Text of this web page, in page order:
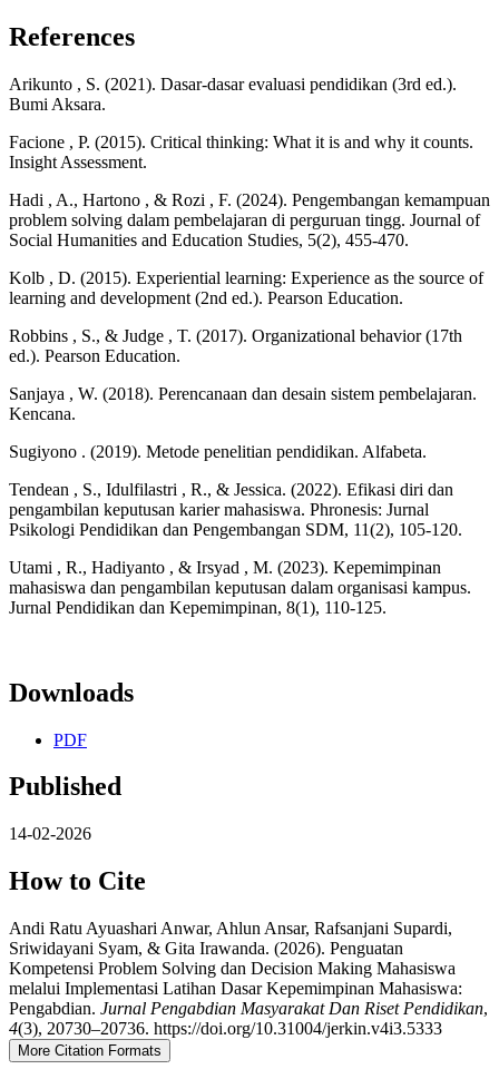
References
Arikunto , S. (2021). Dasar-dasar evaluasi pendidikan (3rd ed.).
Bumi Aksara.
Facione , P. (2015). Critical thinking: What it is and why it counts.
Insight Assessment.
Hadi , A., Hartono , & Rozi , F. (2024). Pengembangan kemampuan
problem solving dalam pembelajaran di perguruan tingg. Journal of
Social Humanities and Education Studies, 5(2), 455-470.
Kolb , D. (2015). Experiential learning: Experience as the source of
learning and development (2nd ed.). Pearson Education.
Robbins , S., & Judge , T. (2017). Organizational behavior (17th
ed.). Pearson Education.
Sanjaya , W. (2018). Perencanaan dan desain sistem pembelajaran.
Kencana.
Sugiyono . (2019). Metode penelitian pendidikan. Alfabeta.
Tendean , S., Idulfilastri , R., & Jessica. (2022). Efikasi diri dan
pengambilan keputusan karier mahasiswa. Phronesis: Jurnal
Psikologi Pendidikan dan Pengembangan SDM, 11(2), 105-120.
Utami , R., Hadiyanto , & Irsyad , M. (2023). Kepemimpinan
mahasiswa dan pengambilan keputusan dalam organisasi kampus.
Jurnal Pendidikan dan Kepemimpinan, 8(1), 110-125.
Downloads
PDF
Published
14-02-2026
How to Cite
Andi Ratu Ayuashari Anwar, Ahlun Ansar, Rafsanjani Supardi,
Sriwidayani Syam, & Gita Irawanda. (2026). Penguatan
Kompetensi Problem Solving dan Decision Making Mahasiswa
melalui Implementasi Latihan Dasar Kepemimpinan Mahasiswa:
Pengabdian. Jurnal Pengabdian Masyarakat Dan Riset Pendidikan,
4(3), 20730–20736. https://doi.org/10.31004/jerkin.v4i3.5333
More Citation Formats